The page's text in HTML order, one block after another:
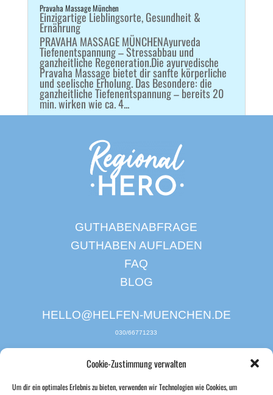
Cookie-Zustimmung verwalten
Um dir ein optimales Erlebnis zu bieten, verwenden wir Technologien wie Cookies, um
Pravaha Massage München
Einzigartige Lieblingsorte,Gesundheit &
Ernährung
PRAVAHA MASSAGE MÜNCHENAyurveda
Tiefenentspannung – Stressabbau und
ganzheitliche Regeneration.Die ayurvedische
Pravaha Massage bietet dir sanfte körperliche
und seelische Erholung. Das Besondere: die
ganzheitliche Tiefenentspannung – bereits 20
min. wirken wie ca. 4...
GUTHABENABFRAGE
GUTHABEN AUFLADEN
FAQ
BLOG
HELLO@HELFEN-MUENCHEN.DE
030/66771233